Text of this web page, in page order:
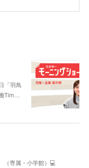
「羽鳥
Tim…
専属・小学館）💻